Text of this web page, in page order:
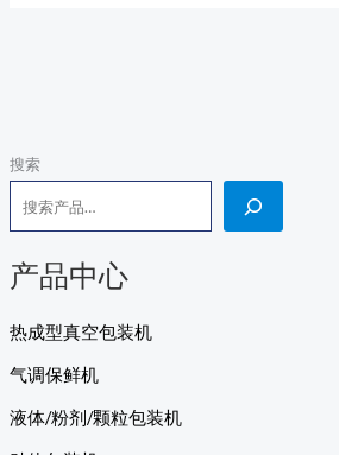
搜索
产品中心
热成型真空包装机
气调保鲜机
液体/粉剂/颗粒包装机